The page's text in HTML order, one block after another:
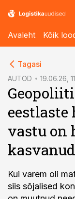
Avaleht Kõik
Tagasi
AUTOD 19.06.26,
vastu on
kasvanud
Kui varem oli
siis sõjalised